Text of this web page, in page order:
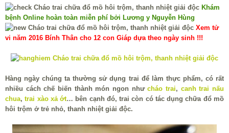
Khám
bệnh Online hoàn toàn miễn phí bởi Lương y Nguyễn Hùng
Xem tử
vi năm 2016 Bính Thân cho 12 con Giáp dựa theo ngày sinh !!!
Hàng ngày chúng ta thường sử dụng trai để làm thực phẩm, có rất
nhiều cách chế biến thành món ngon nhưcháo trai, canh trai nấu
chua,trai xào xả ớt… bên cạnh đó, trai còn có tác dụng chữa đổ mồ
hôi trộm ở trẻ nhỏ, thanh nhiệt giải độc.